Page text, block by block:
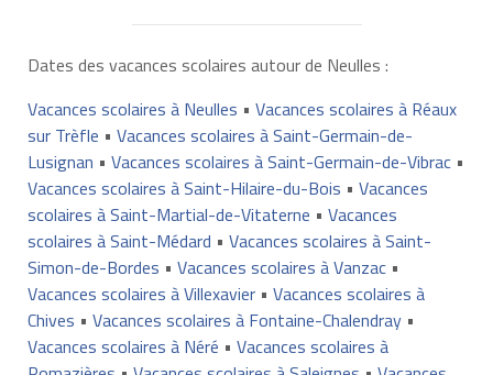
Dates des vacances scolaires autour de Neulles :
Vacances scolaires à Neulles • Vacances scolaires à Réaux
sur Trèfle • Vacances scolaires à Saint-Germain-de-
Lusignan • Vacances scolaires à Saint-Germain-de-Vibrac•
Vacances scolaires à Saint-Hilaire-du-Bois • Vacances
scolaires à Saint-Martial-de-Vitaterne • Vacances
scolaires à Saint-Médard • Vacances scolaires à Saint-
Simon-de-Bordes • Vacances scolaires à Vanzac•
Vacances scolaires à Villexavier• Vacances scolaires à
Chives • Vacances scolaires à Fontaine-Chalendray•
Vacances scolaires à Néré • Vacances scolaires à